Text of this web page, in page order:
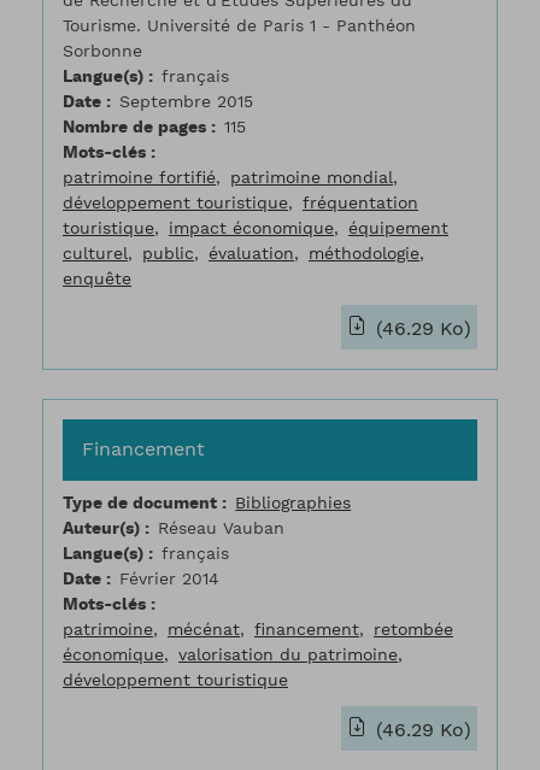
Tourisme. Université de Paris 1 - Panthéon
Sorbonne
Langue(s)
français
Date
Septembre 2015
Nombre de pages
115
Mots-clés
patrimoine fortifié
patrimoine mondial
développement touristique
fréquentation
touristique
impact économique
équipement
culturel
public évaluation
méthodologie
enquête
(46.29 Ko)
Financement
Type de document
Bibliographies
Auteur(s)
Réseau Vauban
Langue(s)
français
Date
Février 2014
Mots-clés
patrimoine
mécénat financement
retombée
économique
valorisation du patrimoine
développement touristique
(46.29 Ko)